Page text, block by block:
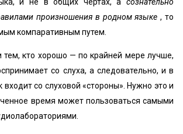
произношения в родном языке , то
компаративным путем.
тем, кто хорошо — по крайней мере лучше,
со слуха, а следовательно, и в
со слуховой «стороны». Нужно это и
время может пользоваться самыми